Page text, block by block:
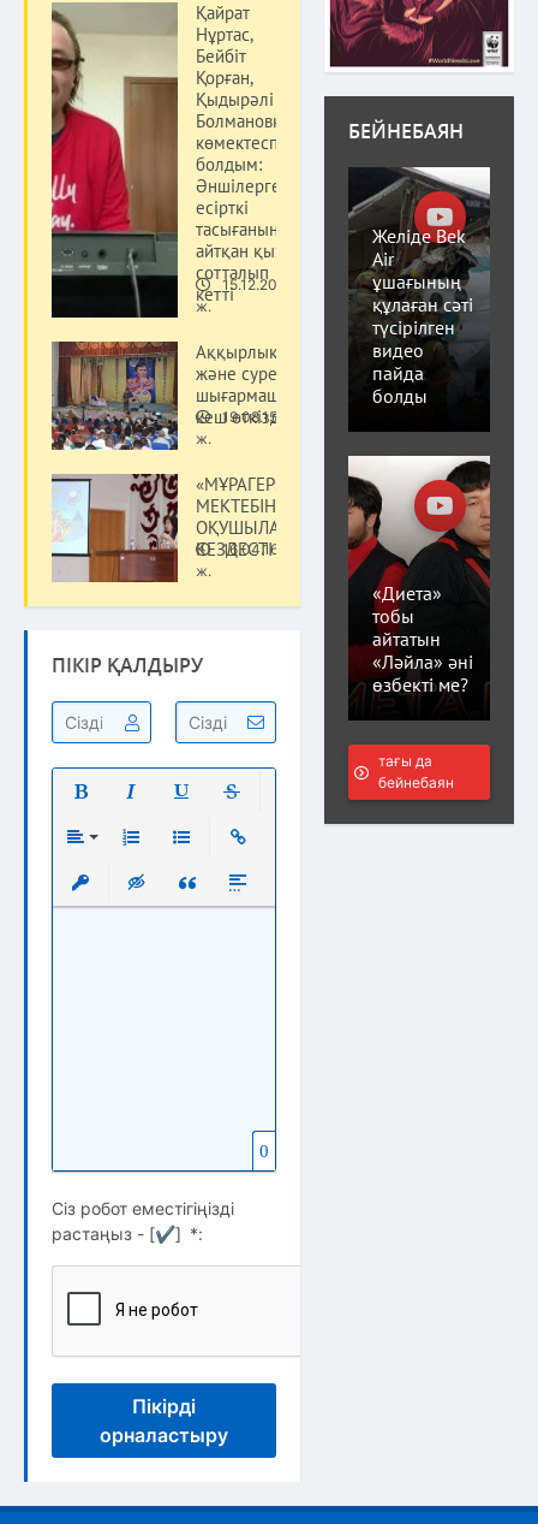
Қайрат
Нұртас,
Бейбіт
Қорған,
Қыдырәлі
Болмановқа
көмектеспес
болдым:
Әншілерге
есірткі
тасығанын
айтқан қыз
сотталып
кетті15.12.20
ж.
Мәдениет
Аққырлық ақын
және суретші
шығармашылық
кеш өткізді
19.08.15
ж.
Мәдениет
«МҰРАГЕР»
МЕКТЕБІНІҢ
ОҚУШЫЛАРЫМЕН
КЕЗДЕСТІ
16.04.16
ж.
Мәдениет
ПІКІР ҚАЛДЫРУ
Вставить защищенную ссылку
Вставка скрытого текста
Вставка цитаты
Вставка спойлера
0
Сіз робот еместігіңізді
растаңыз - [✔] *:
Пікірді
орналастыру
БЕЙНЕБАЯН
Желіде Bek
Air
ұшағының
құлаған сәті
түсірілген
видео
пайда
болды
«Диета»
тобы
айтатын
«Ләйла» әні
өзбекті ме?
тағы да
бейнебаян